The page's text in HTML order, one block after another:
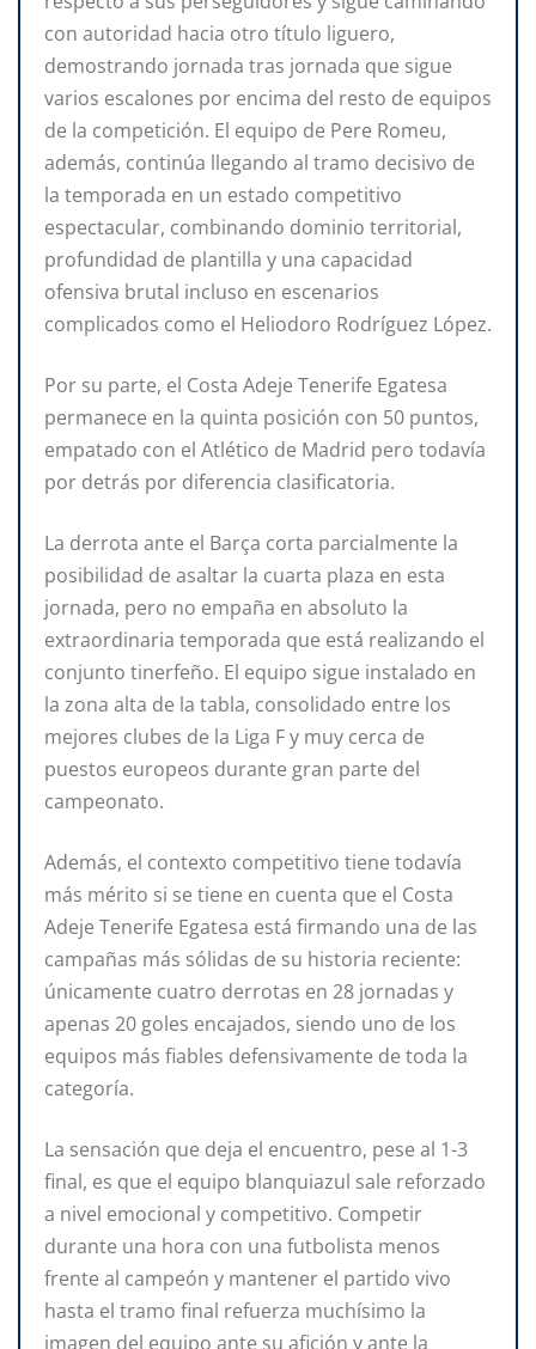
con autoridad hacia otro título liguero,
demostrando jornada tras jornada que sigue
varios escalones por encima del resto de equipos
de la competición. El equipo de Pere Romeu,
además, continúa llegando al tramo decisivo de
la temporada en un estado competitivo
espectacular, combinando dominio territorial,
profundidad de plantilla y una capacidad
ofensiva brutal incluso en escenarios
complicados como el Heliodoro Rodríguez López.
Por su parte, el Costa Adeje Tenerife Egatesa
permanece en la quinta posición con 50 puntos,
empatado con el Atlético de Madrid pero todavía
por detrás por diferencia clasificatoria.
La derrota ante el Barça corta parcialmente la
posibilidad de asaltar la cuarta plaza en esta
jornada, pero no empaña en absoluto la
extraordinaria temporada que está realizando el
conjunto tinerfeño. El equipo sigue instalado en
la zona alta de la tabla, consolidado entre los
mejores clubes de la Liga F y muy cerca de
puestos europeos durante gran parte del
campeonato.
Además, el contexto competitivo tiene todavía
más mérito si se tiene en cuenta que el Costa
Adeje Tenerife Egatesa está firmando una de las
campañas más sólidas de su historia reciente:
únicamente cuatro derrotas en 28 jornadas y
apenas 20 goles encajados, siendo uno de los
equipos más fiables defensivamente de toda la
categoría.
La sensación que deja el encuentro, pese al 1-3
final, es que el equipo blanquiazul sale reforzado
a nivel emocional y competitivo. Competir
durante una hora con una futbolista menos
frente al campeón y mantener el partido vivo
hasta el tramo final refuerza muchísimo la
imagen del equipo ante su afición y ante la